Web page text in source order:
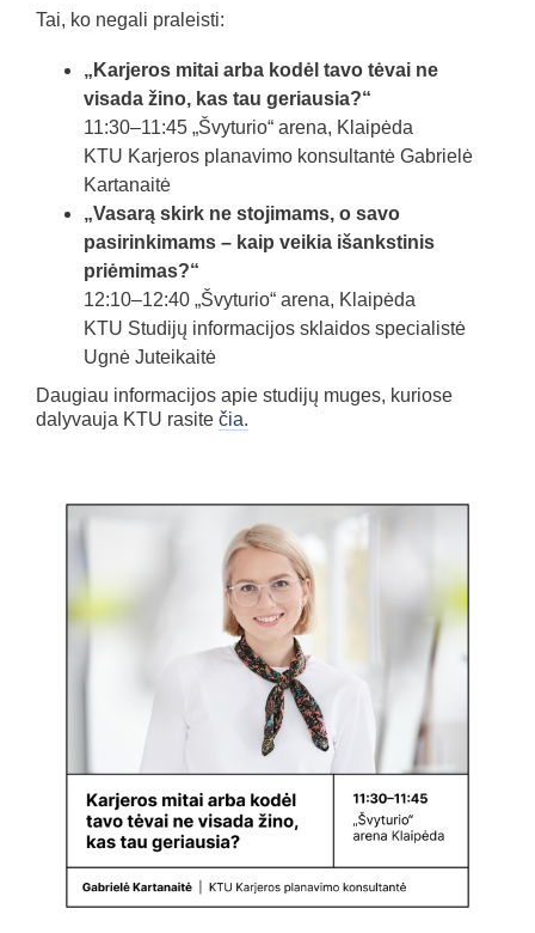
Tai, ko negali praleisti:
„Karjeros mitai arba kodėl tavo tėvai ne
visada žino, kas tau geriausia?“
11:30–11:45 „Švyturio“ arena, Klaipėda
KTU Karjeros planavimo konsultantė Gabrielė
Kartanaitė
„Vasarą skirk ne stojimams, o savo
pasirinkimams – kaip veikia išankstinis
priėmimas?“
12:10–12:40 „Švyturio“ arena, Klaipėda
KTU Studijų informacijos sklaidos specialistė
Ugnė Juteikaitė
Daugiau informacijos apie studijų muges, kuriose
dalyvauja KTU rasite čia.